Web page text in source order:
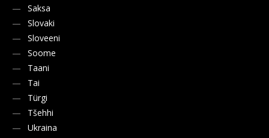
Saksa
Slovaki
Sloveeni
Soome
Taani
Tai
Türgi
Tšehhi
Ukraina